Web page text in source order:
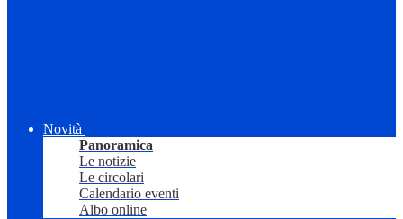
Novità
Panoramica
Le notizie
Le circolari
Calendario eventi
Albo online